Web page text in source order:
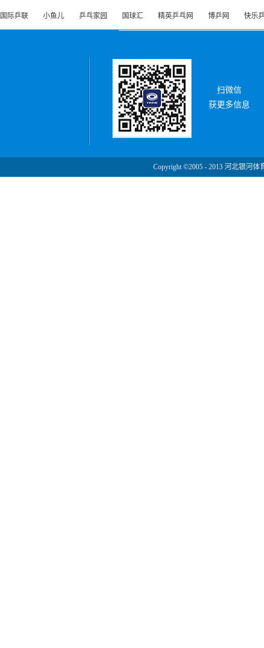
国际乒联 小鱼儿 乒乓家园 国球汇 精英乒乓网 博乒网 快乐
扫微信
获更多信息
Copyright ©2005 - 2013 河北银河体